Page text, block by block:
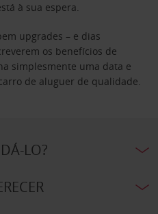
à sua espera.
upgrades – e dias
os benefícios de
simplesmente uma data e
de aluguer de qualidade.
LO?